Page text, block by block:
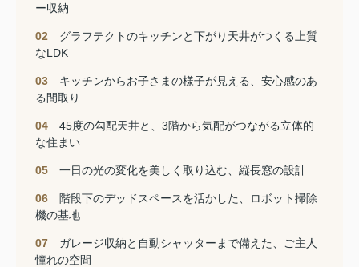
ー収納
02
グラフテクトのキッチンと下がり天井がつくる上質
なLDK
03
キッチンからお子さまの様子が見える、安心感のあ
る間取り
04
45度の勾配天井と、3階から気配がつながる立体的
な住まい
05 一日の光の変化を美しく取り込む、縦長窓の設計
06
階段下のデッドスペースを活かした、ロボット掃除
機の基地
07
ガレージ収納と自動シャッターまで備えた、ご主人
憧れの空間